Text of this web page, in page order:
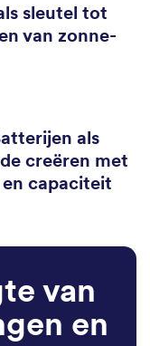
sleutel tot
van zonne-
als
creëren met
capaciteit
van
en